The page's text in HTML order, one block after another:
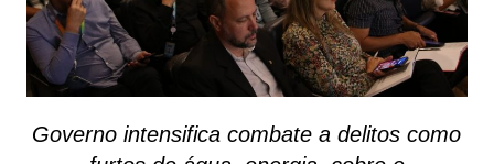
Governo intensifica combate a delitos como